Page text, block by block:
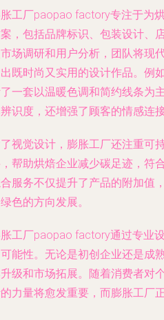
工厂paopao factory专注于为
，包括品牌标识、包装设计、
场调研和用户分析，团队将现
既时尚又实用的设计作品。例
一套以温暖色调和简约线条为
识度，还增强了顾客的情感连接
视觉设计，膨胀工厂还注重可
帮助烘焙企业减少碳足迹，符
服务不仅提升了产品的附加值
色的方向发展。
工厂paopao factory通过专业
能性。无论是初创企业还是成
级和市场拓展。随着消费者对
力量将愈发重要，而膨胀工厂